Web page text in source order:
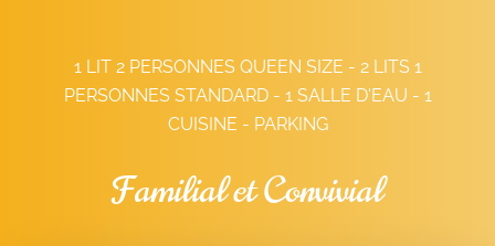
1 LIT 2 PERSONNES QUEEN SIZE - 2 LITS 1
PERSONNES STANDARD - 1 SALLE D'EAU - 1
CUISINE - PARKING
Familial et Convivial